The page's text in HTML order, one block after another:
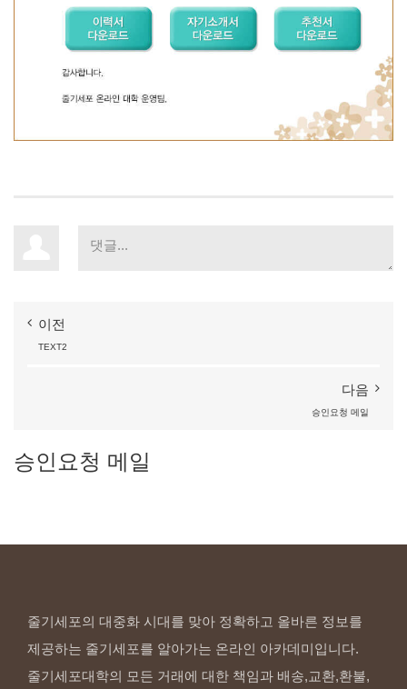
이전
TEXT2
다음
승인요청 메일
승인요청 메일
줄기세포의 대중화 시대를 맞아 정확하고 올바른 정보를
제공하는 줄기세포를 알아가는 온라인 아카데미입니다.
줄기세포대학의 모든 거래에 대한 책임과 배송,교환,환불,